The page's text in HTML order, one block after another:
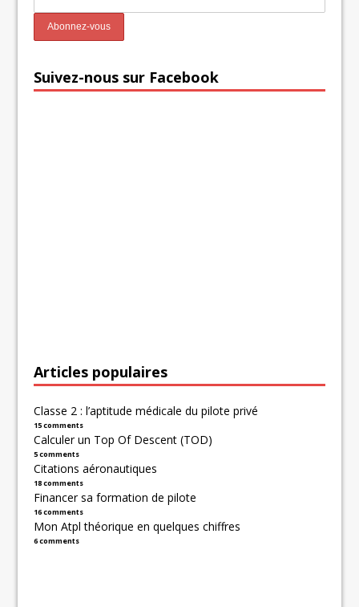
Suivez-nous sur Facebook
Articles populaires
Classe 2 : l’aptitude médicale du pilote privé
15 comments
Calculer un Top Of Descent (TOD)
5 comments
Citations aéronautiques
18 comments
Financer sa formation de pilote
16 comments
Mon Atpl théorique en quelques chiffres
6 comments